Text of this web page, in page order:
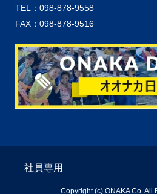
TEL：098-878-9558
FAX：098-878-9516
社員専用
Copyright (c) ONAKA Co. All